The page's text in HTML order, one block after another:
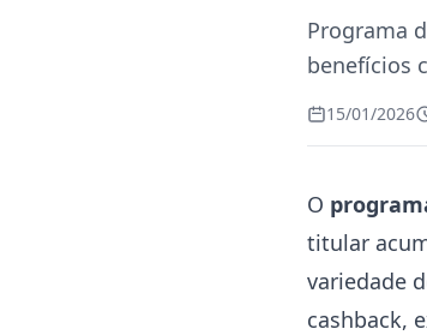
Programa
benefícios
15/01/2026
O
titular
variedade
cashback,